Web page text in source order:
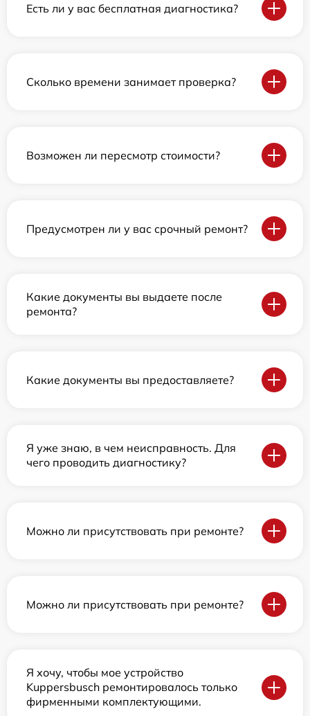
Есть ли у вас бесплатная диагностика?
Сколько времени занимает проверка?
Возможен ли пересмотр стоимости?
Предусмотрен ли у вас срочный ремонт?
Какие документы вы выдаете после
ремонта?
Какие документы вы предоставляете?
Я уже знаю, в чем неисправность. Для
чего проводить диагностику?
Можно ли присутствовать при ремонте?
Можно ли присутствовать при ремонте?
Я хочу, чтобы мое устройство
Kuppersbusch ремонтировалось только
фирменными комплектующими.